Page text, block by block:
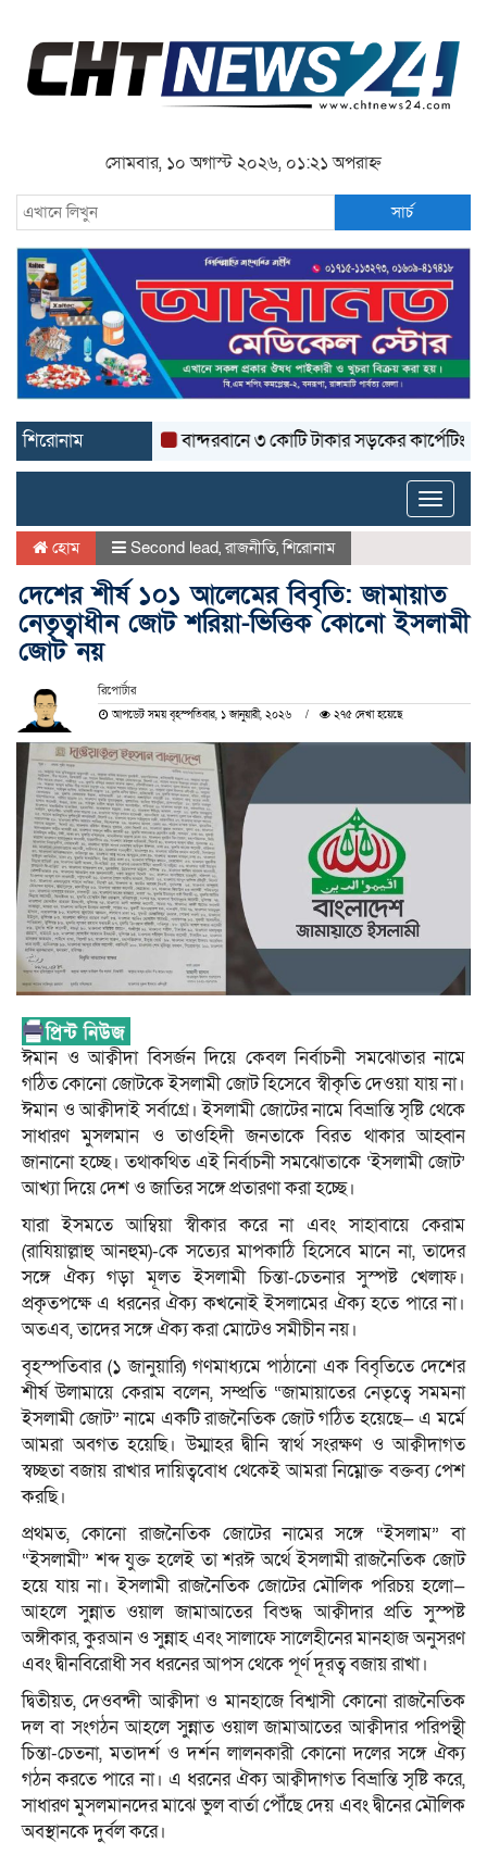
সোমবার, ১০ অগাস্ট ২০২৬, ০১:২১ অপরাহ্ন
সার্চ
শিরোনাম বান্দরবানে ৩ কোটি টাকার সড়কের কার্পেটিং উঠে যাচ্ছে
Toggle
হোম Second lead,রাজনীতি,শিরোনাম
দেশের শীর্ষ ১০১ আলেমের বিবৃতি: জামায়াত
নেতৃত্বাধীন জোট শরিয়া-ভিত্তিক কোনো ইসলামী
জোট নয়
রিপোর্টার
আপডেট সময় বৃহস্পতিবার, ১ জানুয়ারী, ২০২৬ ২৭৫ দেখা হয়েছে
ঈমান ও আক্বীদা বিসর্জন দিয়ে কেবল নির্বাচনী সমঝোতার নামে
গঠিত কোনো জোটকে ইসলামী জোট হিসেবে স্বীকৃতি দেওয়া যায় না।
ঈমান ও আক্বীদাই সর্বাগ্রে। ইসলামী জোটের নামে বিভ্রান্তি সৃষ্টি থেকে
সাধারণ মুসলমান ও তাওহিদী জনতাকে বিরত থাকার আহ্বান
জানানো হচ্ছে। তথাকথিত এই নির্বাচনী সমঝোতাকে ‘ইসলামী জোট’
আখ্যা দিয়ে দেশ ও জাতির সঙ্গে প্রতারণা করা হচ্ছে।
যারা ইসমতে আম্বিয়া স্বীকার করে না এবং সাহাবায়ে কেরাম
(রাযিয়াল্লাহু আনহুম)-কে সত্যের মাপকাঠি হিসেবে মানে না, তাদের
সঙ্গে ঐক্য গড়া মূলত ইসলামী চিন্তা-চেতনার সুস্পষ্ট খেলাফ।
প্রকৃতপক্ষে এ ধরনের ঐক্য কখনোই ইসলামের ঐক্য হতে পারে না।
অতএব, তাদের সঙ্গে ঐক্য করা মোটেও সমীচীন নয়।
বৃহস্পতিবার (১ জানুয়ারি) গণমাধ্যমে পাঠানো এক বিবৃতিতে দেশের
শীর্ষ উলামায়ে কেরাম বলেন, সম্প্রতি “জামায়াতের নেতৃত্বে সমমনা
ইসলামী জোট” নামে একটি রাজনৈতিক জোট গঠিত হয়েছে— এ মর্মে
আমরা অবগত হয়েছি। উম্মাহর দ্বীনি স্বার্থ সংরক্ষণ ও আক্বীদাগত
স্বচ্ছতা বজায় রাখার দায়িত্ববোধ থেকেই আমরা নিম্নোক্ত বক্তব্য পেশ
করছি।
প্রথমত, কোনো রাজনৈতিক জোটের নামের সঙ্গে “ইসলাম” বা
“ইসলামী” শব্দ যুক্ত হলেই তা শরঈ অর্থে ইসলামী রাজনৈতিক জোট
হয়ে যায় না। ইসলামী রাজনৈতিক জোটের মৌলিক পরিচয় হলো—
আহলে সুন্নাত ওয়াল জামাআতের বিশুদ্ধ আক্বীদার প্রতি সুস্পষ্ট
অঙ্গীকার, কুরআন ও সুন্নাহ এবং সালাফে সালেহীনের মানহাজ অনুসরণ
এবং দ্বীনবিরোধী সব ধরনের আপস থেকে পূর্ণ দূরত্ব বজায় রাখা।
দ্বিতীয়ত, দেওবন্দী আক্বীদা ও মানহাজে বিশ্বাসী কোনো রাজনৈতিক
দল বা সংগঠন আহলে সুন্নাত ওয়াল জামাআতের আক্বীদার পরিপন্থী
চিন্তা-চেতনা, মতাদর্শ ও দর্শন লালনকারী কোনো দলের সঙ্গে ঐক্য
গঠন করতে পারে না। এ ধরনের ঐক্য আক্বীদাগত বিভ্রান্তি সৃষ্টি করে,
সাধারণ মুসলমানদের মাঝে ভুল বার্তা পৌঁছে দেয় এবং দ্বীনের মৌলিক
অবস্থানকে দুর্বল করে।